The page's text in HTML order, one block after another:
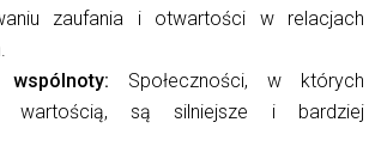
zaufania i otwartości w relacjach
wspólnoty: Społeczności, w których
wartością, są silniejsze i bardziej